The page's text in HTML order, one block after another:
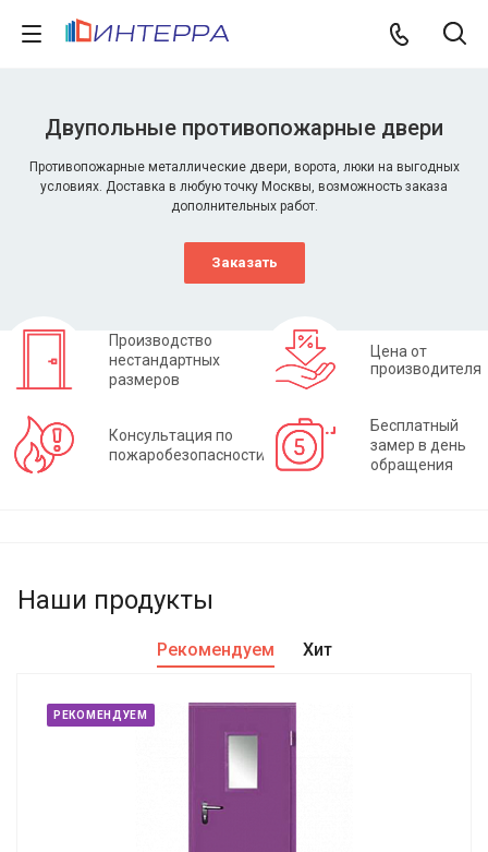
Двупольные противопожарные двери
Противопожарные металлические двери, ворота, люки на выгодных
условиях. Доставка в любую точку Москвы, возможность заказа
дополнительных работ.
Заказать
Производство
нестандартных
размеров
Цена от
производителя
Консультация по
пожаробезопасности
Бесплатный
замер в день
обращения
Наши продукты
Рекомендуем Хит
РЕКОМЕНДУЕМ